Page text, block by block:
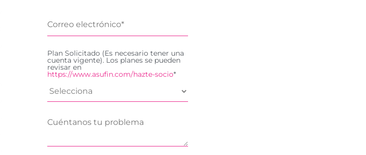
Plan Solicitado (Es necesario tener una
cuenta vigente). Los planes se pueden
revisar en
https://www.asufin.com/hazte-socio*